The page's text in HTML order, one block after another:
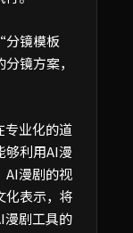
镜模板
镜方案，
专业化的道
够利用AI漫
AI漫剧的视
化表示，将
漫剧工具的